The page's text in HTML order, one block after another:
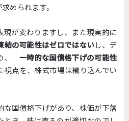
められます。
現が変わりますし、また現実的に
結の可能性はゼロではないし、デ
一時的な国債格下げの可能性
視点を、株式市場は織り込んでい
な国債格下げがあり、株価が下落